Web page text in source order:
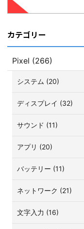
カテゴリー
Pixel (266)
システム (20)
ディスプレイ (32)
サウンド (11)
アプリ (20)
バッテリー (11)
ネットワーク (21)
文字入力 (16)